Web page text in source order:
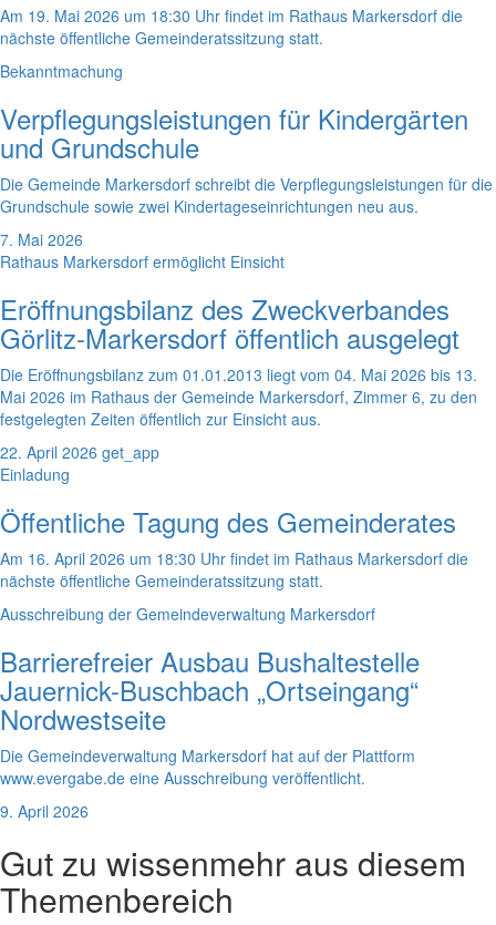
Am 19. Mai 2026 um 18:30 Uhr findet im Rathaus Markersdorf die
nächste öffentliche Gemeinderatssitzung statt.
Bekanntmachung
Verpflegungsleistungen für Kindergärten
und Grundschule
Die Gemeinde Markersdorf schreibt die Verpflegungsleistungen für die
Grundschule sowie zwei Kindertageseinrichtungen neu aus.
7. Mai 2026
Rathaus Markersdorf ermöglicht Einsicht
Eröffnungsbilanz des Zweckverbandes
Görlitz-Markersdorf öffentlich ausgelegt
Die Eröffnungsbilanz zum 01.01.2013 liegt vom 04. Mai 2026 bis 13.
Mai 2026 im Rathaus der Gemeinde Markersdorf, Zimmer 6, zu den
festgelegten Zeiten öffentlich zur Einsicht aus.
22. April 2026 get_app
Einladung
Öffentliche Tagung des Gemeinderates
Am 16. April 2026 um 18:30 Uhr findet im Rathaus Markersdorf die
nächste öffentliche Gemeinderatssitzung statt.
Ausschreibung der Gemeindeverwaltung Markersdorf
Barrierefreier Ausbau Bushaltestelle
Jauernick-Buschbach „Ortseingang“
Nordwestseite
Die Gemeindeverwaltung Markersdorf hat auf der Plattform
www.evergabe.de eine Ausschreibung veröffentlicht.
9. April 2026
Gut zu wissenmehr aus diesem
Themenbereich